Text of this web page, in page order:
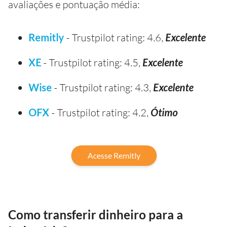
avaliações e pontuação média:
Remitly - Trustpilot rating: 4.6, Excelente
XE - Trustpilot rating: 4.5, Excelente
Wise - Trustpilot rating: 4.3, Excelente
OFX - Trustpilot rating: 4.2, Ótimo
Acesse Remitly
Como transferir dinheiro para a